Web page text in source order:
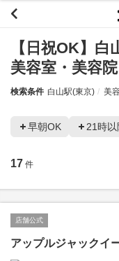
【日祝OK】
美容室・美容
検索条件 白山駅(東京) 美
早朝OK 21時
17 件
店舗公式
アップルジャックイ